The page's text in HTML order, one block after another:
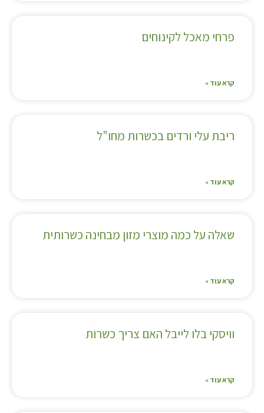
פרחי מאכל לקינוחים
קרא עוד »
ריבת עלי ורדים בכשרות מחו"ל
קרא עוד »
שאלה על כמה מוצרי מזון מבחינה כשרותית
קרא עוד »
וויסקי בלו לייבל האם צריך כשרות
קרא עוד »